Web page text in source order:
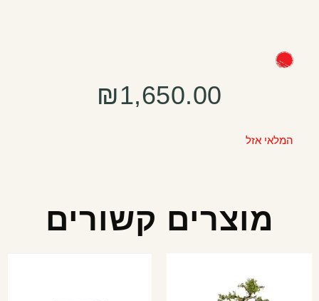
₪1,650.00
המלאי אזל
מוצרים קשורים